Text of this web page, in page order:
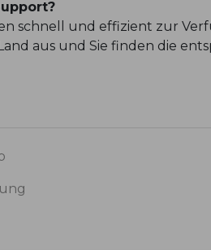
schnell und effizient zur
aus und Sie finden die